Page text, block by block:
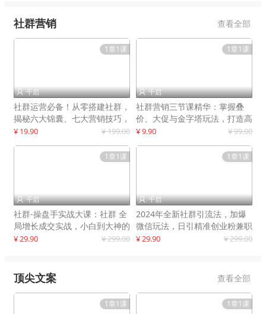
社群营销 查看全部
1章1课
 千启
社群运营必备！从零搭建社群，
揭秘六大锦囊、七大营销技巧，
打造火爆社群
¥ 19.90 ¥ 199.00
1章1课
 千启
社群营销三节课精华：掌握叠
价、大促与金字塔玩法，打造高
效营销体系
¥ 9.90 ¥ 99.00
1章1课
 千启
社群-操盘手实战大课：社群 全
局增长成交实战，小白到大神的
进阶之路
¥ 29.90 ¥ 299.00
1章1课
 千启
2024年全新社群引流法，加爆
微信玩法，日引精准创业粉兼职
粉200+
¥ 29.90 ¥ 299.00
顶尖文案 查看全部
1章1课 1章1课